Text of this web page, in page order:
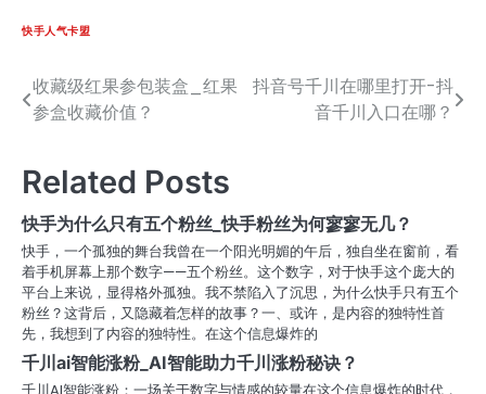
快手人气卡盟
文
章
导
航
收藏级红果参包装盒_红果
参盒收藏价值？
抖音号千川在哪里打开-抖
音千川入口在哪？
Related Posts
快手为什么只有五个粉丝_快手粉丝为何寥寥无几？
快手，一个孤独的舞台我曾在一个阳光明媚的午后，独自坐在窗前，看
着手机屏幕上那个数字——五个粉丝。这个数字，对于快手这个庞大的
平台上来说，显得格外孤独。我不禁陷入了沉思，为什么快手只有五个
粉丝？这背后，又隐藏着怎样的故事？一、或许，是内容的独特性首
先，我想到了内容的独特性。在这个信息爆炸的
千川ai智能涨粉_AI智能助力千川涨粉秘诀？